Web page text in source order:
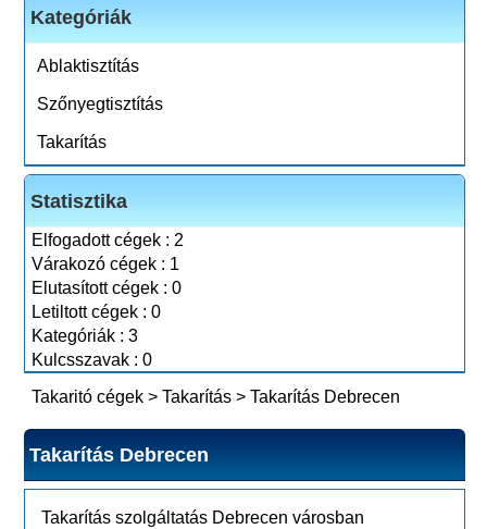
Kategóriák
Ablaktisztítás
Szőnyegtisztítás
Takarítás
Statisztika
Elfogadott cégek : 2
Várakozó cégek : 1
Elutasított cégek : 0
Letiltott cégek : 0
Kategóriák : 3
Kulcsszavak : 0
Takaritó cégek >Takarítás >Takarítás Debrecen
Takarítás Debrecen
Takarítás szolgáltatás Debrecen városban